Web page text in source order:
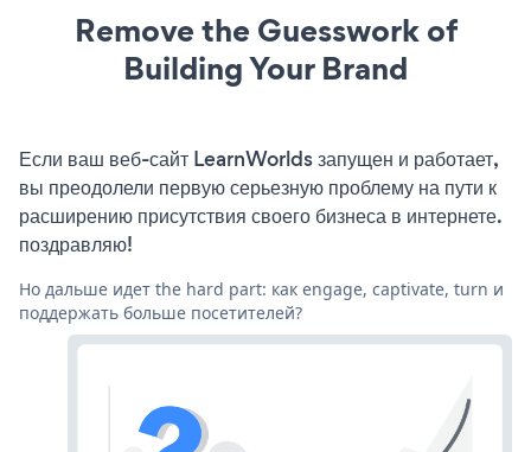
Remove the Guesswork of
Building Your Brand
Если ваш веб-сайт LearnWorlds запущен и работает,
вы преодолели первую серьезную проблему на пути к
расширению присутствия своего бизнеса в интернете.
поздравляю!
Но дальше идет the hard part: как engage, captivate, turn и
поддержать больше посетителей?